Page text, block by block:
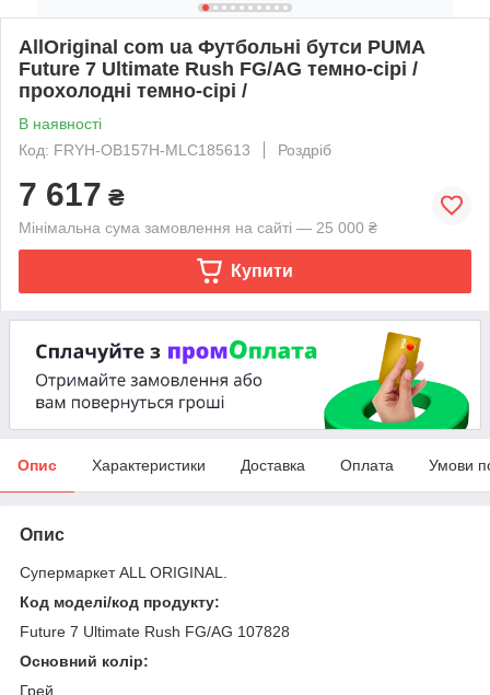
AllOriginal com ua Футбольні бутси PUMA
Future 7 Ultimate Rush FG/AG темно-сірі /
прохолодні темно-сірі /
В наявності
Код: FRYH-OB157H-MLC185613
Роздріб
7 617 ₴
Мінімальна сума замовлення на сайті — 25 000 ₴
Купити
Опис Характеристики Доставка Оплата Умови
Опис
Супермаркет ALL ORIGINAL.
Код моделі/код продукту:
Future 7 Ultimate Rush FG/AG 107828
Основний колір:
Грей